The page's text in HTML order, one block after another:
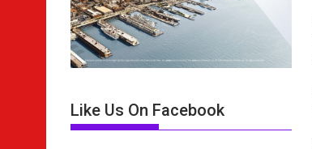
Like Us On Facebook